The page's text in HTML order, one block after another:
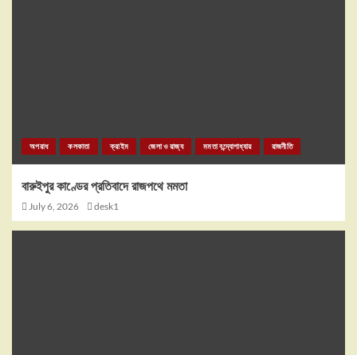
অপরাধ কলকাতা ক্রাইম জেলা ও রাজ্য মমতা বন্দ্যোপাধ্যায় রাজনীতি
বারুইপুর কাণ্ডের প্রতিবাদে রাজপথে মমতা
July 6, 2026 desk1